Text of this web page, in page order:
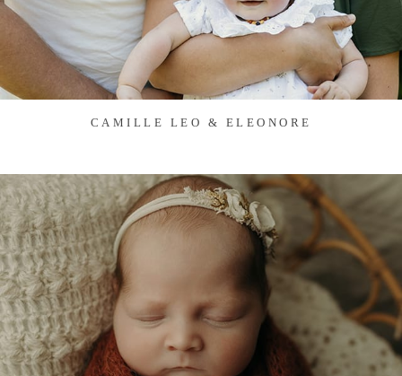
CAMILLE LEO & ELEONORE